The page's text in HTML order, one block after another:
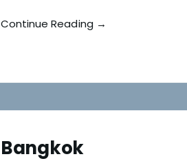
Continue Reading →
Bangkok